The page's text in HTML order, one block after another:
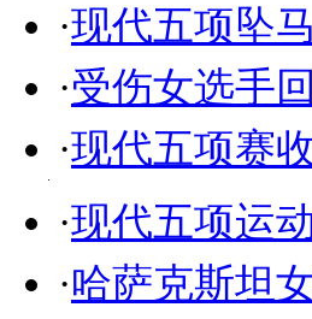
·现代五项坠
·受伤女选手
·现代五项赛
·现代五项运
·哈萨克斯坦